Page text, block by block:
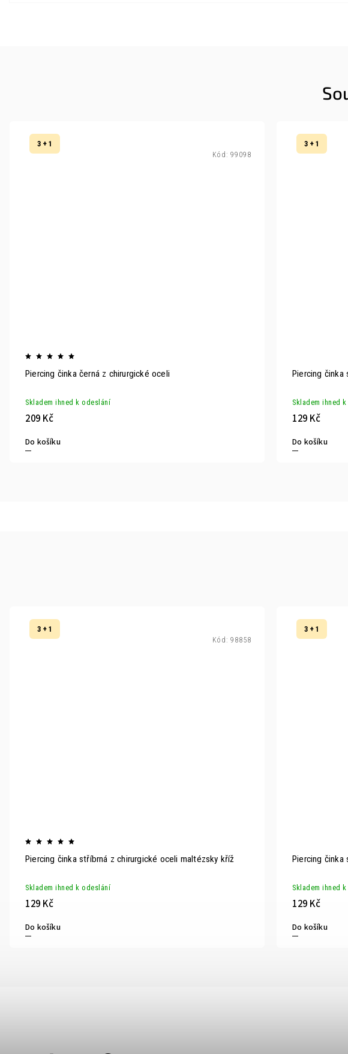
3 + 1
Piercing činka černá z chirurgické oceli
Skladem ihned k odeslání
209 Kč
Do košíku
Kód: 99098
3 + 1
Piercing činka
Skladem ihned
129 Kč
Do košíku
3 + 1
Piercing činka stříbrná z chirurgické oceli maltézsky kříž
Skladem ihned k odeslání
129 Kč
Do košíku
Kód: 98858
3 + 1
Piercing činka
Skladem ihned
129 Kč
Do košíku